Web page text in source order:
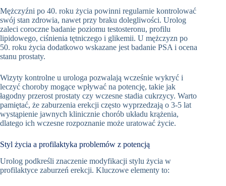
Mężczyźni po 40. roku życia powinni regularnie kontrolować
swój stan zdrowia, nawet przy braku dolegliwości. Urolog
zaleci coroczne badanie poziomu testosteronu, profilu
lipidowego, ciśnienia tętniczego i glikemii. U mężczyzn po
50. roku życia dodatkowo wskazane jest badanie PSA i ocena
stanu prostaty.
Wizyty kontrolne u urologa pozwalają wcześnie wykryć i
leczyć choroby mogące wpływać na potencję, takie jak
łagodny przerost prostaty czy wczesne stadia cukrzycy. Warto
pamiętać, że zaburzenia erekcji często wyprzedzają o 3-5 lat
wystąpienie jawnych klinicznie chorób układu krążenia,
dlatego ich wczesne rozpoznanie może uratować życie.
Styl życia a profilaktyka problemów z potencją
Urolog podkreśli znaczenie modyfikacji stylu życia w
profilaktyce zaburzeń erekcji. Kluczowe elementy to: